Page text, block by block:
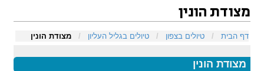
מצודת הונין
דף הבית
/ טיולים בצפון / טיולים בגליל העליון / מצודת הונין
מצודת הונין